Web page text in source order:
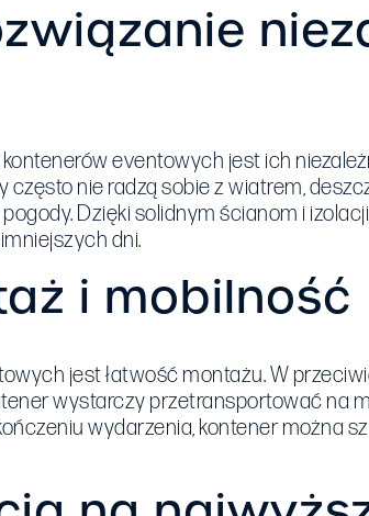
eventowych jest ich
nie radzą sobie z wiatrem,
Dzięki solidnym ścianom i
dni.
i mobilność
jest łatwość montażu. W
wystarczy przetransportować na
wydarzenia, kontener można